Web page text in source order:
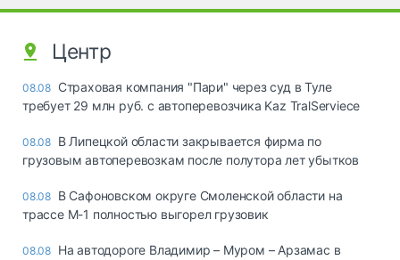
Центр
08.08 Страховая компания "Пари" через суд в Туле
требует 29 млн руб. с автоперевозчика Kaz TralServiece
08.08 В Липецкой области закрывается фирма по
грузовым автоперевозкам после полутора лет убытков
08.08 В Сафоновском округе Смоленской области на
трассе М-1 полностью выгорел грузовик
08.08 На автодороге Владимир – Муром – Арзамас в